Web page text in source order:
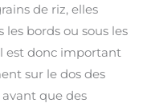
de riz, elles
bords ou sous les
est donc important
sur le dos des
que des